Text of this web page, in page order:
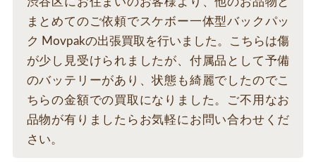
まとめてのご依頼でスケボー一体型バックパッ
ク Movpakの出張買取を行いました。こちらは傷
が少し見受けられましたが、付属品として予備
のバッテリーがあり、状態も綺麗でしたのでこ
ちらの金額での買取になりました。ご不用なお
品物が有りましたらお気軽にお問い合わせくだ
さい。